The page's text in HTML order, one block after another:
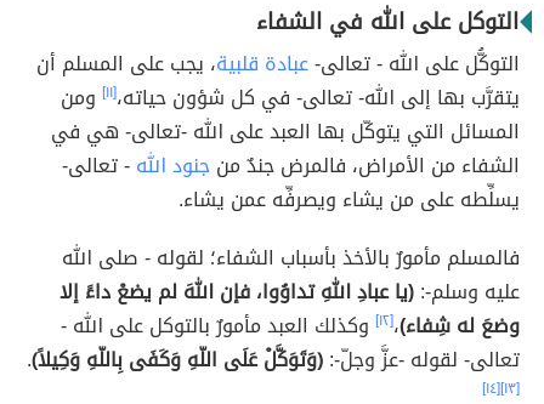
التوكل على الله في الشفاء
التوكُّل على الله - تعالى-عبادة قلبية، يجب على المسلم أن
يتقرَّب بها إلى الله- تعالى- في كل شؤون حياته،[١١]
ومن
المسائل التي يتوكّل بها العبد على الله -تعالى- هي في
الشفاء من الأمراض، فالمرض جندٌ منجنود الله- تعالى-
يسلِّطه على من يشاء ويصرفِّه عمن يشاء.
فالمسلم مأمورٌ بالأخذ بأسباب الشفاء؛ لقوله - صلى الله
عليه وسلم-:(يا عبادِ اللهِ تداوُوا، فإن اللهَ لم يضعْ داءً إلا
وضعَ له شِفاء)،[١٢]
وكذلك العبد مأمورٌ بالتوكل على الله -
تعالى- لقوله -عزَّ وجلّ-:﴿وَتَوَكَّلْ عَلَى اللّهِ وَكَفَى بِاللّهِ وَكِيلاً﴾.
[١٣] [١٤]